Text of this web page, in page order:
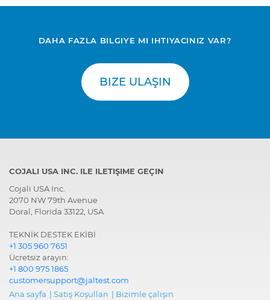
DAHA FAZLA BILGIYE MI IHTIYACINIZ VAR?
BIZE ULAŞIN
COJALI USA INC. ILE ILETIŞIME GEÇIN
Cojali USA Inc.
2070 NW 79th Avenue
Doral, Florida 33122, USA
TEKNİK DESTEK EKİBİ
+1 305 960 7651
Ücretsiz arayın:
+1 800 975 1865
customersupport@jaltest.com
Ana sayfa | Satış Koşulları | Bizimle çalışın